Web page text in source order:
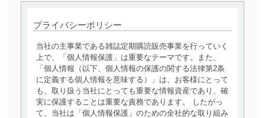
プライバシーポリシー
当社の主事業である雑誌定期購読販売事業を行っていく
上で、「個人情報保護」は重要なテーマです。また、
「個人情報（以下、個人情報の保護の関する法律第2条
に定義する個人情報を意味する）」は、お客様にとって
も、取り扱う当社にとっても重要な情報資産であり、確
実に保護することは重要な責務であります。 したがっ
て、当社は「個人情報保護」のための全社的な取り組み